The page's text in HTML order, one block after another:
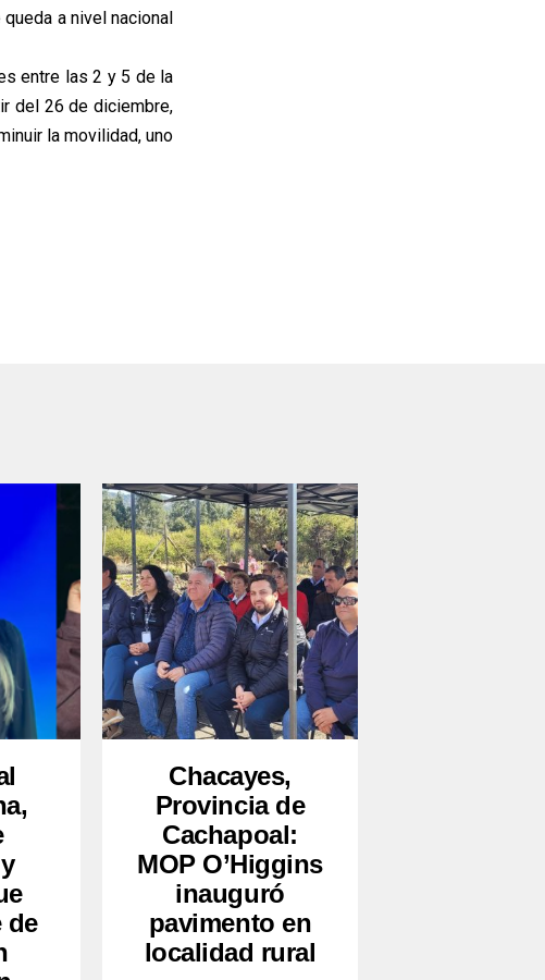
a nivel nacional
entre las 2 y 5 de la
del 26 de diciembre,
la movilidad, uno
de
Chacayes,
Provincia de
Cachapoal:
MOP O’Higgins
inauguró
pavimento en
localidad rural